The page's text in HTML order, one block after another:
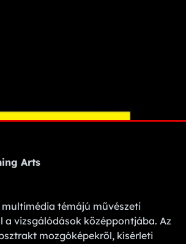
Arts
témájú művészeti
a vizsgálódások középpontjába. Az
mozgóképekről, kísérleti